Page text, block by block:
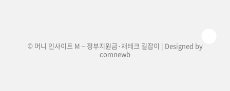
© 머니 인사이트 M – 정부지원금·재테크 길잡이 | Designed by
comnewb